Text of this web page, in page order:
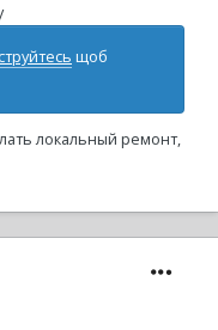
щоб
локальный ремонт,